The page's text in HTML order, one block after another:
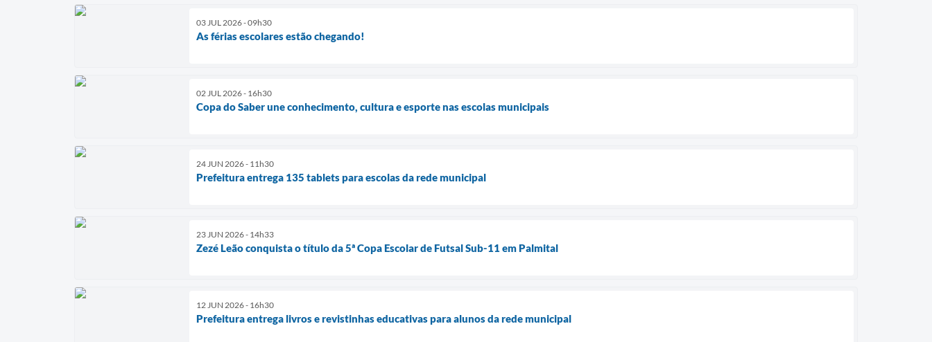
03 JUL 2026 - 09h30
As férias escolares estão chegando!
02 JUL 2026 - 16h30
Copa do Saber une conhecimento, cultura e esporte nas escolas municipais
24 JUN 2026 - 11h30
Prefeitura entrega 135 tablets para escolas da rede municipal
23 JUN 2026 - 14h33
Zezé Leão conquista o título da 5ª Copa Escolar de Futsal Sub-11 em Palmital
12 JUN 2026 - 16h30
Prefeitura entrega livros e revistinhas educativas para alunos da rede municipal